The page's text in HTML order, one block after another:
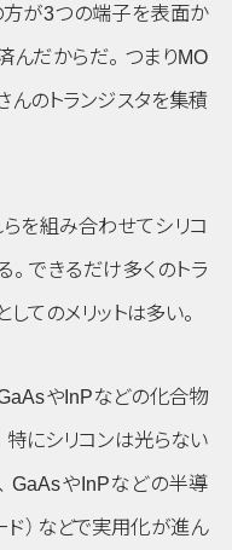
方が3つの端子を表面か
んだからだ。 つまりMO
んのトランジスタを集積
を組み合わせてシリコ
。 できるだけ多くのトラ
してのメリットは多い。
やInPなどの化合物
特にシリコンは光らない
GaAsやInPなどの半導
） などで実用化が進ん